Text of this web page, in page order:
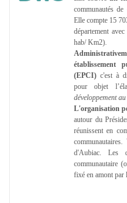
communautés
Elle compte 15
département
hab/ Km2).
établissement
(EPCI) c'est à
pour objet
développement
L'organisation
autour du
réunissent en
d'Aubiac. Les
communautaire
fixé en amont par